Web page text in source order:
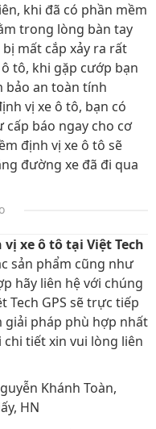
khi đã có phần mềm
trong lòng bàn tay
mất cắp xảy ra rất
tô, khi gặp cướp bạn
bảo an toàn tính
vị xe ô tô, bạn có
báo ngay cho cơ
định vị xe ô tô sẽ
đường xe đã đi qua
xe ô tô tại Việt Tech
sản phẩm cũng như
hãy liên hệ với chúng
Tech GPS sẽ trực tiếp
pháp phù hợp nhất
tiết xin vui lòng liên
Khánh Toàn,
HN